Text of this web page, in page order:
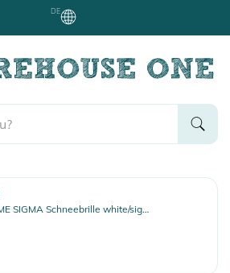
DE
SENTRY PRIME SIGMA Schneebrille white/sigma poppy red